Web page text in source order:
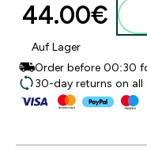
44.00€‎
Auf Lager
Order before 00:30
30-day returns on all